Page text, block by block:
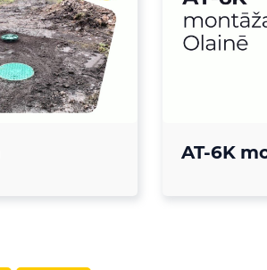
AT-6K